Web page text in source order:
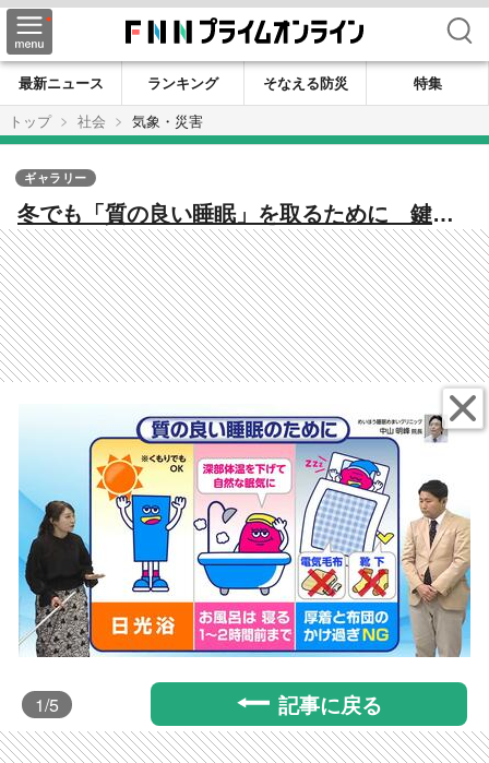
検索
最新ニュース ランキング そなえる防災
特集
トップ
社会 気象・災害
冬でも「質の良い睡眠」を取るために 鍵は
「日光」にあり お風呂のあと「寝る時間」
にも要注意 気象予報士が解説
ギャラリー
1/5 記事に戻る